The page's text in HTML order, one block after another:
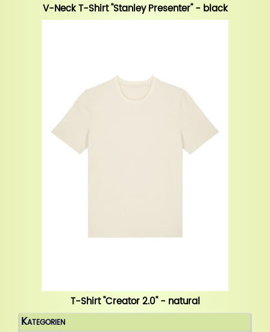
V-Neck T-Shirt "Stanley Presenter" - black
T-Shirt "Creator 2.0" - natural
Kategorien